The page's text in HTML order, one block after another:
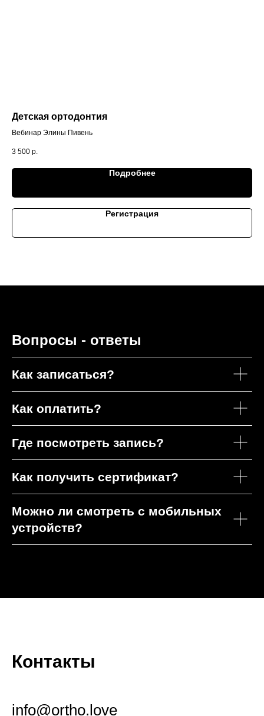
Детская ортодонтия
Вебинар Элины Пивень
3 500 р.
Подробнее
Регистрация
Вопросы - ответы
Как записаться?
Как оплатить?
Где посмотреть запись?
Как получить сертификат?
Можно ли смотреть с мобильных
устройств?
Контакты
info@ortho.love